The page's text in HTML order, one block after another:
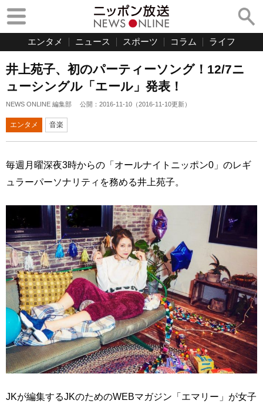
エンタメ ニュース スポーツ コラム ライフ
井上苑子、初のパーティーソング！12/7ニ
ューシングル「エール」発表！
NEWS ONLINE 編集部 公開： 2016-11-10 （2016-11-10更新）
エンタメ 音楽
毎週月曜深夜3時からの「オールナイトニッポン0」のレギ
ュラーパーソナリティを務める井上苑子。
JKが編集するJKのためのWEBマガジン「エマリー」が女子